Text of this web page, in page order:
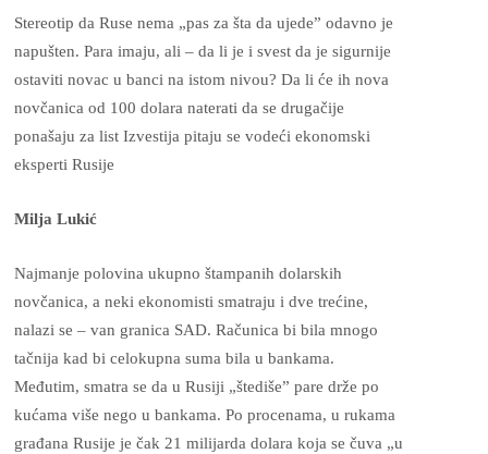
Stereotip da Ruse nema „pas za šta da ujede” odavno je
napušten. Para imaju, ali – da li je i svest da je sigurnije
ostaviti novac u banci na istom nivou? Da li će ih nova
novčanica od 100 dolara naterati da se drugačije
ponašaju za list Izvestija pitaju se vodeći ekonomski
eksperti Rusije
Milja Lukić
Najmanje polovina ukupno štampanih dolarskih
novčanica, a neki ekonomisti smatraju i dve trećine,
nalazi se – van granica SAD. Računica bi bila mnogo
tačnija kad bi celokupna suma bila u bankama.
Međutim, smatra se da u Rusiji „štediše” pare drže po
kućama više nego u bankama. Po procenama, u rukama
građana Rusije je čak 21 milijarda dolara koja se čuva „u